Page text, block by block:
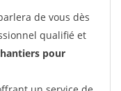
de vous dès
qualifié et
pour